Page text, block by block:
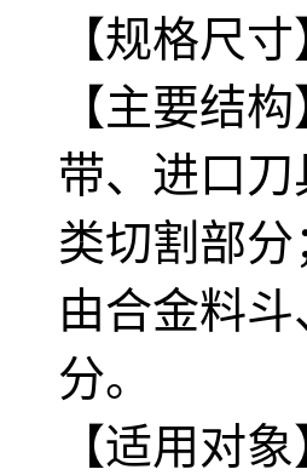
【规格尺
【主要结
带、进口
类切割部分
由合金料
分。
【适用对